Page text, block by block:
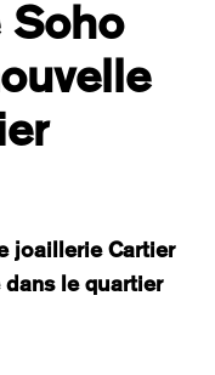
Soho
joaillerie Cartier
le quartier